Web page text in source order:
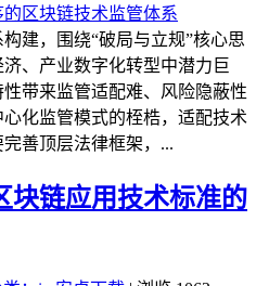
建，围绕“破局与立规”核心思
、产业数字化转型中潜力巨
带来监管适配难、风险隐蔽性
化监管模式的桎梏，适配技术
善顶层法律框架，...
块链应用技术标准的